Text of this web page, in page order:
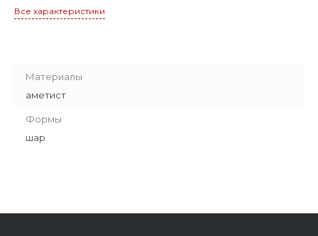
Все характеристики
Материалы
аметист
Формы
шар